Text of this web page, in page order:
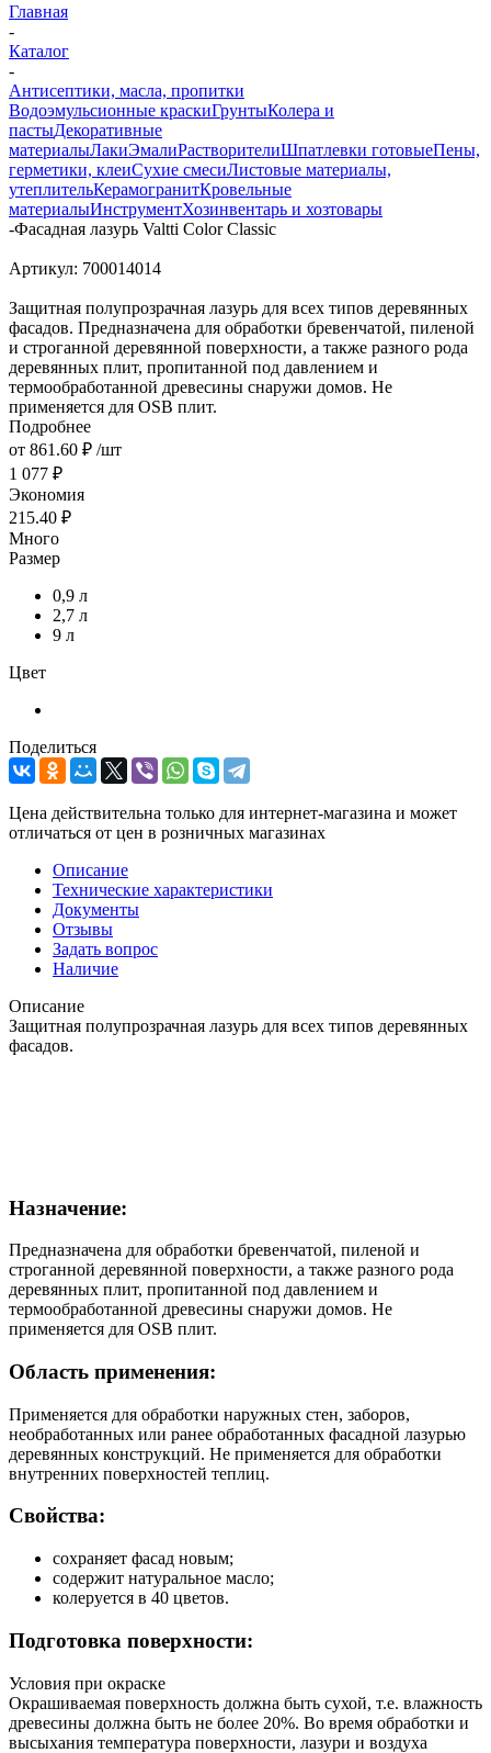
Главная
-
Каталог
-
Антисептики, масла, пропитки
Водоэмульсионные краскиГрунтыКолера и
пастыДекоративные
материалыЛакиЭмалиРастворителиШпатлевки готовыеПены,
герметики, клеиСухие смесиЛистовые материалы,
утеплительКерамогранитКровельные
материалыИнструментХозинвентарь и хозтовары
-Фасадная лазурь Valtti Color Classic
Артикул: 700014014
Защитная полупрозрачная лазурь для всех типов деревянных
фасадов. Предназначена для обработки бревенчатой, пиленой
и строганной деревянной поверхности, а также разного рода
деревянных плит, пропитанной под давлением и
термообработанной древесины снаружи домов. Не
применяется для OSB плит.
Подробнее
от 861.60 ₽ /шт
1 077 ₽
Экономия
215.40 ₽
Много
Размер
0,9 л
2,7 л
9 л
Цвет
Поделиться
Цена действительна только для интернет-магазина и может
отличаться от цен в розничных магазинах
Описание
Технические характеристики
Документы
Отзывы
Задать вопрос
Наличие
Описание
Защитная полупрозрачная лазурь для всех типов деревянных
фасадов.
Назначение:
Предназначена для обработки бревенчатой, пиленой и
строганной деревянной поверхности, а также разного рода
деревянных плит, пропитанной под давлением и
термообработанной древесины снаружи домов. Не
применяется для OSB плит.
Область применения:
Применяется для обработки наружных стен, заборов,
необработанных или ранее обработанных фасадной лазурью
деревянных конструкций. Не применяется для обработки
внутренних поверхностей теплиц.
Свойства:
сохраняет фасад новым;
содержит натуральное масло;
колеруется в 40 цветов.
Подготовка поверхности:
Условия при окраске
Окрашиваемая поверхность должна быть сухой, т.е. влажность
древесины должна быть не более 20%. Во время обработки и
высыхания температура поверхности, лазури и воздуха